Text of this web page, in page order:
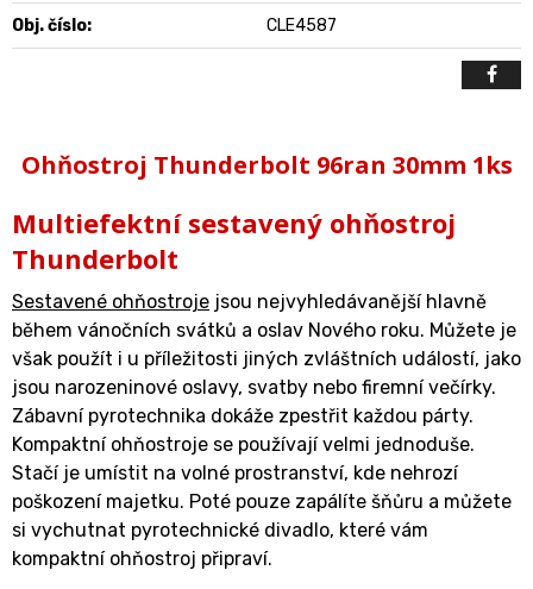
Obj. číslo: CLE4587
Ohňostroj Thunderbolt 96ran 30mm 1ks
Multiefektní sestavený ohňostroj
Thunderbolt
Sestavené ohňostroje jsou nejvyhledávanější hlavně
během vánočních svátků a oslav Nového roku. Můžete je
však použít i u příležitosti jiných zvláštních událostí, jako
jsou narozeninové oslavy, svatby nebo firemní večírky.
Zábavní pyrotechnika dokáže zpestřit každou párty.
Kompaktní ohňostroje se používají velmi jednoduše.
Stačí je umístit na volné prostranství, kde nehrozí
poškození majetku. Poté pouze zapálíte šňůru a můžete
si vychutnat pyrotechnické divadlo, které vám
kompaktní ohňostroj připraví.